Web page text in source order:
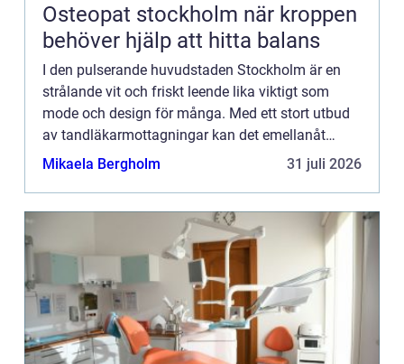
Osteopat stockholm när kroppen
behöver hjälp att hitta balans
I den pulserande huvudstaden Stockholm är en
strålande vit och friskt leende lika viktigt som
mode och design för många. Med ett stort utbud
av tandläkarmottagningar kan det emellanåt
kännas överväldiga...
Mikaela Bergholm 31 juli 2026